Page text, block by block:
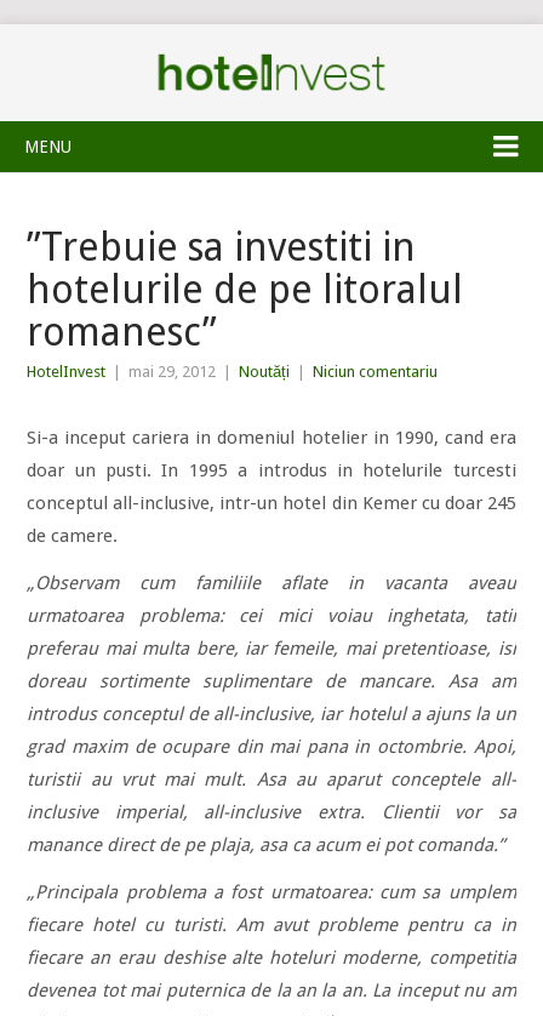
MENU
”Trebuie sa investiti in
hotelurile de pe litoralul
romanesc”
HotelInvest mai 29, 2012 Noutăți Niciun comentariu
Si-a inceput cariera in domeniul hotelier in 1990, cand era
doar un pusti. In 1995 a introdus in hotelurile turcesti
conceptul all-inclusive, intr-un hotel din Kemer cu doar 245
de camere.
„Observam cum familiile aflate in vacanta aveau
urmatoarea problema: cei mici voiau inghetata, tatii
preferau mai multa bere, iar femeile, mai pretentioase, isi
doreau sortimente suplimentare de mancare. Asa am
introdus conceptul de all-inclusive, iar hotelul a ajuns la un
grad maxim de ocupare din mai pana in octombrie. Apoi,
turistii au vrut mai mult. Asa au aparut conceptele all-
inclusive imperial, all-inclusive extra. Clientii vor sa
manance direct de pe plaja, asa ca acum ei pot comanda.”
„Principala problema a fost urmatoarea: cum sa umplem
fiecare hotel cu turisti. Am avut probleme pentru ca in
fiecare an erau deshise alte hoteluri moderne, competitia
devenea tot mai puternica de la an la an. La inceput nu am